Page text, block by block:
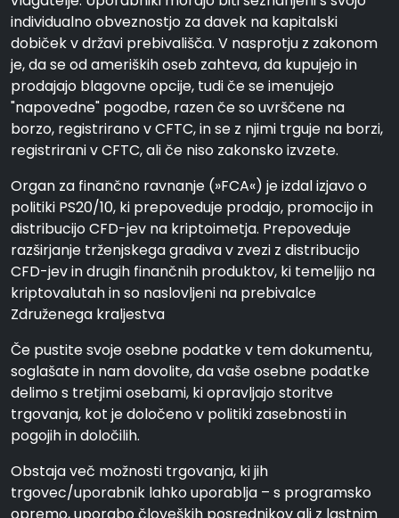
individualno obveznostjo za davek na kapitalski
dobiček v državi prebivališča. V nasprotju z zakonom
je, da se od ameriških oseb zahteva, da kupujejo in
prodajajo blagovne opcije, tudi če se imenujejo
"napovedne" pogodbe, razen če so uvrščene na
borzo, registrirano v CFTC, in se z njimi trguje na borzi,
registrirani v CFTC, ali če niso zakonsko izvzete.
Organ za finančno ravnanje (»FCA«) je izdal izjavo o
politiki PS20/10, ki prepoveduje prodajo, promocijo in
distribucijo CFD-jev na kriptoimetja. Prepoveduje
razširjanje trženjskega gradiva v zvezi z distribucijo
CFD-jev in drugih finančnih produktov, ki temeljijo na
kriptovalutah in so naslovljeni na prebivalce
Združenega kraljestva
Če pustite svoje osebne podatke v tem dokumentu,
soglašate in nam dovolite, da vaše osebne podatke
delimo s tretjimi osebami, ki opravljajo storitve
trgovanja, kot je določeno v politiki zasebnosti in
pogojih in določilih.
Obstaja več možnosti trgovanja, ki jih
trgovec/uporabnik lahko uporablja – s programsko